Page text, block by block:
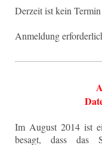
Derzeit ist kein
Anmeldung
Im August 2014 ist
besagt, dass das